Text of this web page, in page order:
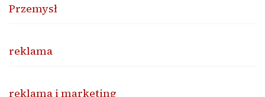
Przemysł
reklama
reklama i marketing